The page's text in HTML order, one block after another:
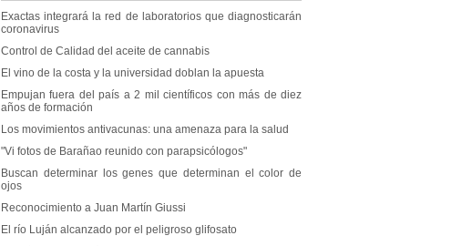
Exactas integrará la red de laboratorios que diagnosticarán
coronavirus
Control de Calidad del aceite de cannabis
El vino de la costa y la universidad doblan la apuesta
Empujan fuera del país a 2 mil científicos con más de diez
años de formación
Los movimientos antivacunas: una amenaza para la salud
"Vi fotos de Barañao reunido con parapsicólogos"
Buscan determinar los genes que determinan el color de
ojos
Reconocimiento a Juan Martín Giussi
El río Luján alcanzado por el peligroso glifosato